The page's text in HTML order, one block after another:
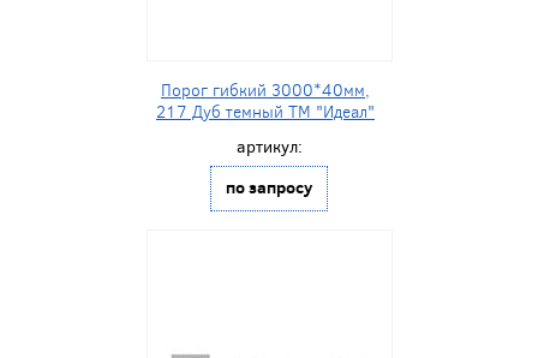
Порог гибкий 3000*40мм,
217 Дуб темный ТМ "Идеал"
артикул:
по запросу